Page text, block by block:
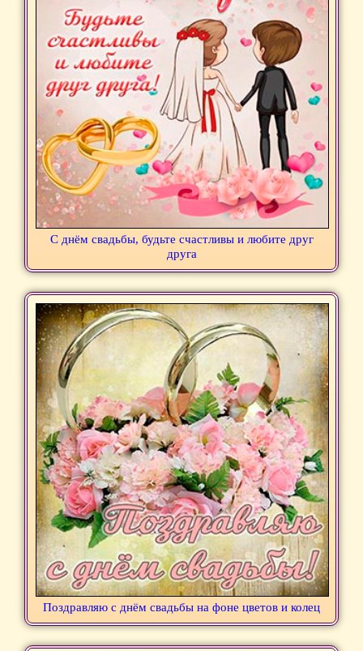
С днём свадьбы, будьте счастливы и любите друг
друга
Поздравляю с днём свадьбы на фоне цветов и колец